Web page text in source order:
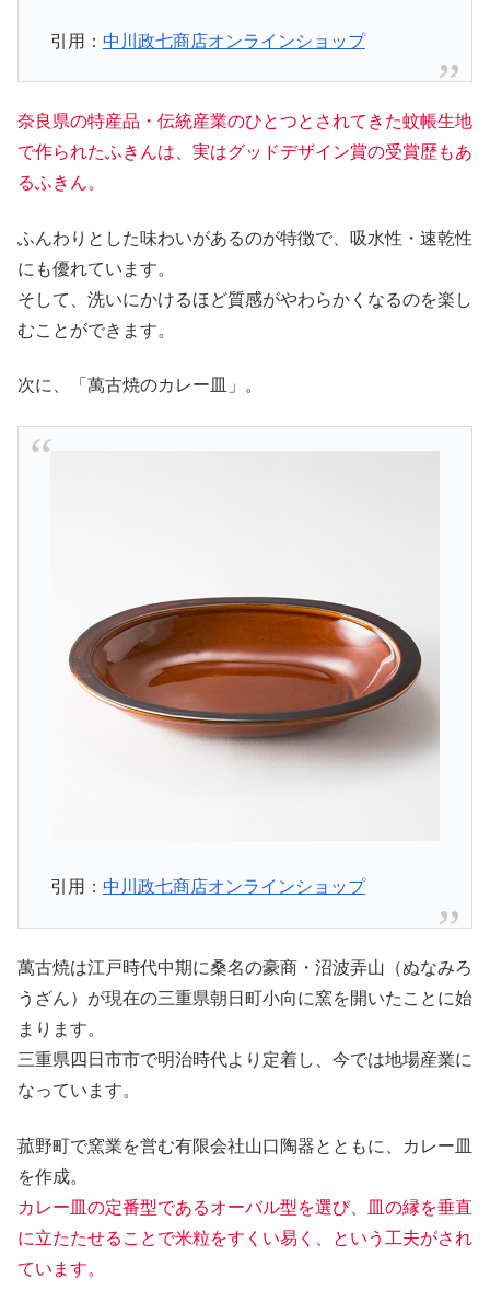
引用： 中川政七商店オンラインショップ
奈良県の特産品・伝統産業のひとつとされてきた蚊帳生地
で作られたふきんは、実はグッドデザイン賞の受賞歴もあ
るふきん。
ふんわりとした味わいがあるのが特徴で、吸水性・速乾性
にも優れています。
そして、洗いにかけるほど質感がやわらかくなるのを楽し
むことができます。
次に、「萬古焼のカレー皿」。
引用： 中川政七商店オンラインショップ
萬古焼は江戸時代中期に桑名の豪商・沼波弄山（ぬなみろ
うざん）が現在の三重県朝日町小向に窯を開いたことに始
まります。
三重県四日市市で明治時代より定着し、今では地場産業に
なっています。
菰野町で窯業を営む有限会社山口陶器とともに、カレー皿
を作成。
カレー皿の定番型であるオーバル型を選び、皿の縁を垂直
に立たたせることで米粒をすくい易く、という工夫がされ
ています。